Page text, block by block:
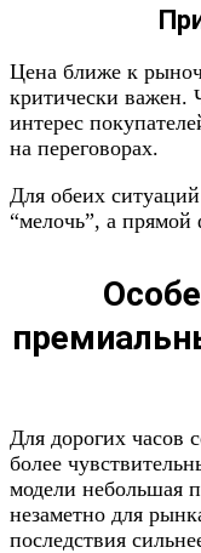
Цена ближе к
критически важен.
интерес
на переговорах.
Для обеих
“мелочь”, а прямой
Для дорогих часов
более
модели небольшая
незаметно для
последствия